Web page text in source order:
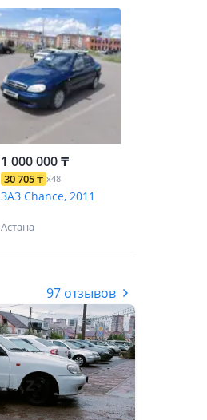
1 000 000 ₸
30 705₸ x48
ЗАЗ Chance, 2011
Астана
97 отзывов